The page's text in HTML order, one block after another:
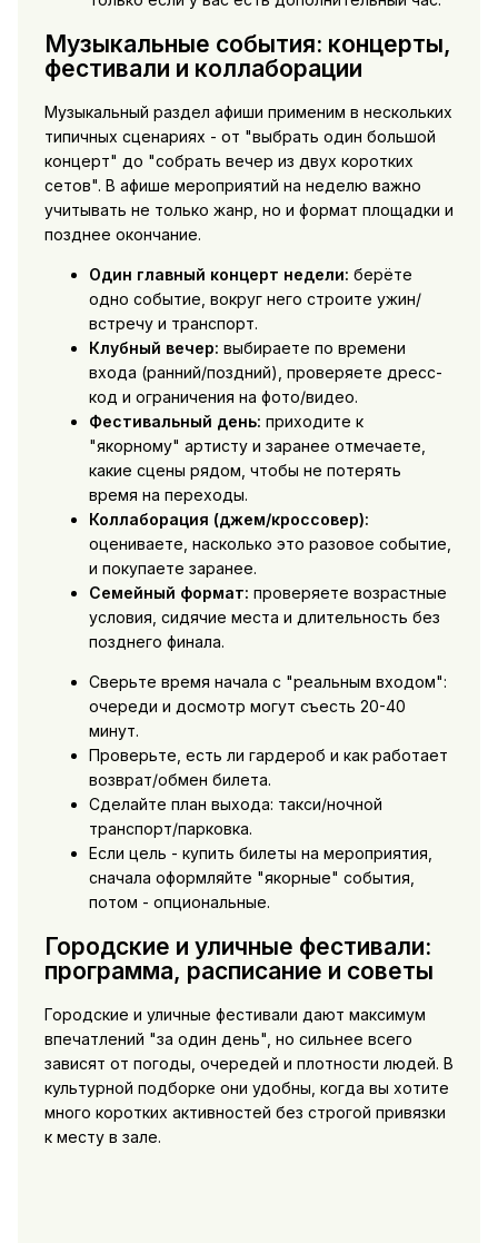
Музыкальные события: концерты,
фестивали и коллаборации
Музыкальный раздел афиши применим в нескольких
типичных сценариях - от "выбрать один большой
концерт" до "собрать вечер из двух коротких
сетов". В афише мероприятий на неделю важно
учитывать не только жанр, но и формат площадки и
позднее окончание.
Один главный концерт недели: берёте
одно событие, вокруг него строите ужин/
встречу и транспорт.
Клубный вечер: выбираете по времени
входа (ранний/поздний), проверяете дресс-
код и ограничения на фото/видео.
Фестивальный день: приходите к
"якорному" артисту и заранее отмечаете,
какие сцены рядом, чтобы не потерять
время на переходы.
Коллаборация (джем/кроссовер):
оцениваете, насколько это разовое событие,
и покупаете заранее.
Семейный формат: проверяете возрастные
условия, сидячие места и длительность без
позднего финала.
Сверьте время начала с "реальным входом":
очереди и досмотр могут съесть 20-40
минут.
Проверьте, есть ли гардероб и как работает
возврат/обмен билета.
Сделайте план выхода: такси/ночной
транспорт/парковка.
Если цель - купить билеты на мероприятия
сначала оформляйте "якорные" события,
потом - опциональные.
Городские и уличные фестивали:
программа, расписание и советы
Городские и уличные фестивали дают максимум
впечатлений "за один день", но сильнее всего
зависят от погоды, очередей и плотности людей. В
культурной подборке они удобны, когда вы хотите
много коротких активностей без строгой привязки
к месту в зале.